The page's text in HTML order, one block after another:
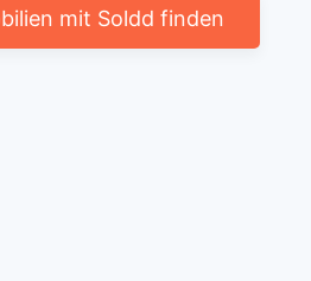
mit Soldd finden